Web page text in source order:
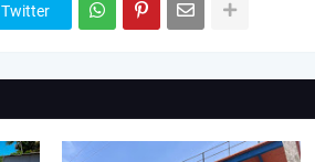
Twitter